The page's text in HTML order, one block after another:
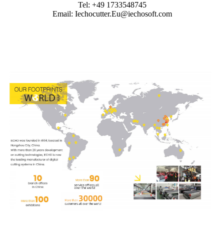
Tel: +49 1733548745
Email: Iechocutter.Eu@iechosoft.com